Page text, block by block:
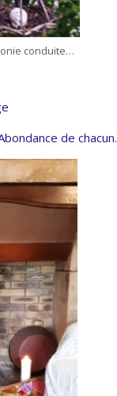
conduite…
de chacun.